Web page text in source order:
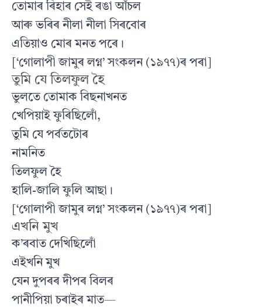
তোমাৰ ৰিহাৰ সেই ৰঙা আঁচল
আৰু ভৰিৰ নীলা নীলা সিৰবোৰ
এতিয়াও মোৰ মনত পৰে।
[‘গোলাপী জামুৰ লগ্ন’ সংকলন (১৯৭৭)ৰ পৰা]
তুমি যে তিলফুল হৈ
ভুলতে তোমাক বিছনাখনত
খেপিয়াই ফুৰিছিলোঁ,
তুমি যে পর্বতটোৰ
নামনিত
তিলফুল হৈ
হালি-জালি ফুলি আছা।
[‘গোলাপী জামুৰ লগ্ন’ সংকলন (১৯৭৭)ৰ পৰা]
এখনি মুখ
ক’ৰবাত দেখিছিলোঁ
এইখনি মুখ
যেন দুপৰৰ দীপৰ বিলৰ
পানীপিয়া চৰাইৰ মাত—